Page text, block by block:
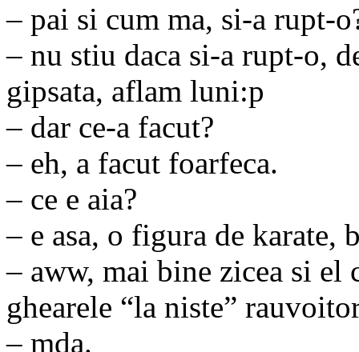
– pai si cum ma, si-a rupt-
– nu stiu daca si-a rupt-o,
gipsata, aflam luni:p
– dar ce-a facut?
– eh, a facut foarfeca.
– ce e aia?
– e asa, o figura de karate,
– aww, mai bine zicea si el
ghearele “la niste”
– mda.